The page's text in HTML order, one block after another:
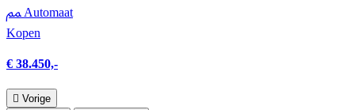
Automaat
Kopen
€ 38.450,-
Vorige